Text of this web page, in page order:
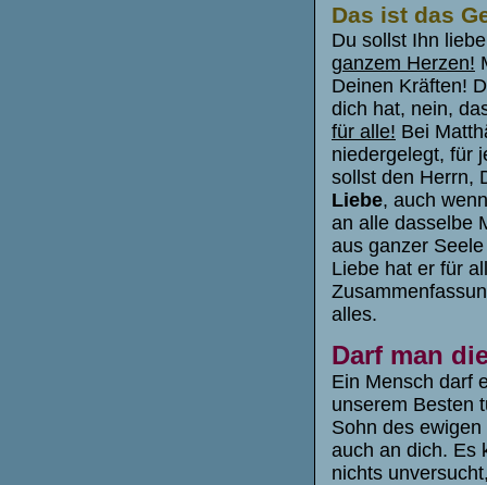
Das ist das
Du sollst Ihn
ganzem Herzen!
Deinen Kräften!
dich hat, nein,
für alle! Bei
niedergelegt, für
sollst den Herrn,
Liebe, auch
an alle dasselbe
aus ganzer
Liebe hat er für
alles.
Darf man
Ein Mensch darf
unserem Besten
Sohn des
auch an dich. Es
nichts